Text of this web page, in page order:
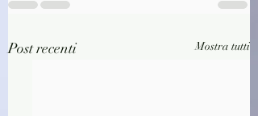
Post recenti Mostra tutti